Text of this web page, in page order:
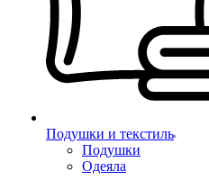
Подушки и текстиль
Подушки
Одеяла